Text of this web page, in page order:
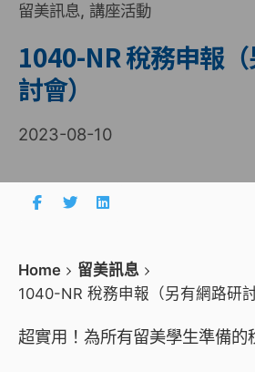
留美訊息 講座活動
1040-NR 稅務申報
討會）
2023-08-10
Home
留美訊息
1040-NR 稅務申報（另有網路研討
超實用！為所有留美學生準備的